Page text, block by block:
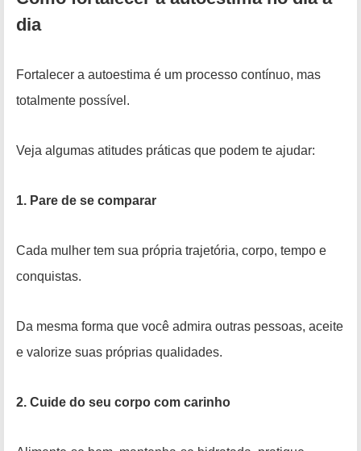
dia
Fortalecer a autoestima é um processo contínuo, mas
totalmente possível.
Veja algumas atitudes práticas que podem te ajudar:
1. Pare de se comparar
Cada mulher tem sua própria trajetória, corpo, tempo e
conquistas.
Da mesma forma que você admira outras pessoas, aceite
e valorize suas próprias qualidades.
2. Cuide do seu corpo com carinho